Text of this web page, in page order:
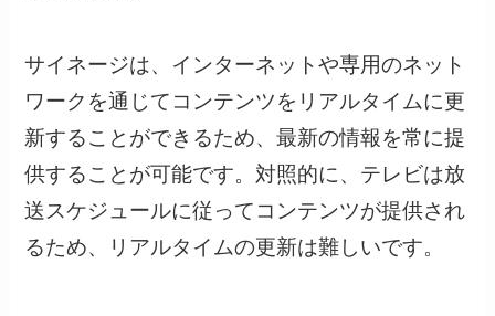
サイネージは、インターネットや専用のネット
ワークを通じてコンテンツをリアルタイムに更
新することができるため、最新の情報を常に提
供することが可能です。対照的に、テレビは放
送スケジュールに従ってコンテンツが提供され
るため、リアルタイムの更新は難しいです。